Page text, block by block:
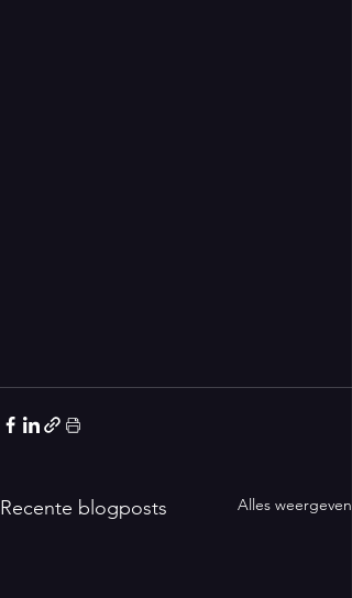
Recente blogposts Alles weergeven